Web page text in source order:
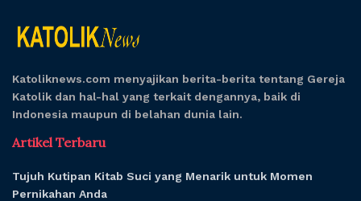
Katoliknews.com menyajikan berita-berita tentang Gereja
Katolik dan hal-hal yang terkait dengannya, baik di
Indonesia maupun di belahan dunia lain.
Artikel Terbaru
Tujuh Kutipan Kitab Suci yang Menarik untuk Momen
Pernikahan Anda